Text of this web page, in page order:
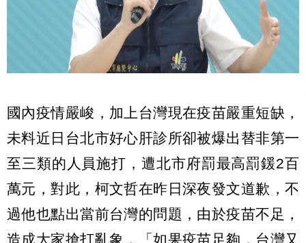
國內疫情嚴峻，加上台灣現在疫苗嚴重短缺，
未料近日台北市好心肝診所卻被爆出替非第一
至三類的人員施打，遭北市府罰最高罰鍰2百
萬元，對此，柯文哲在昨日深夜發文道歉，不
過他也點出當前台灣的問題，由於疫苗不足，
造成大家搶打亂象，「如果疫苗足夠，台灣又